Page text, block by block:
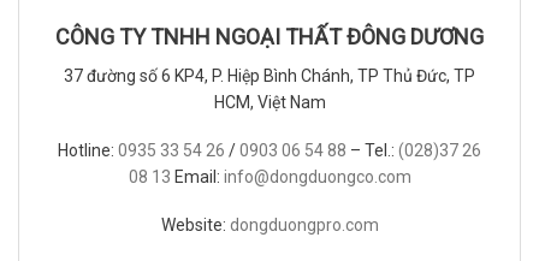
CÔNG TY TNHH NGOẠI THẤT ĐÔNG DƯƠNG
37 đường số 6 KP4, P. Hiệp Bình Chánh, TP Thủ Đức, TP
HCM, Việt Nam
Hotline: 0935 33 54 26 /0903 06 54 88 – Tel.: (028)37 26
08 13 Email: info@dongduongco.com
Website: dongduongpro.com